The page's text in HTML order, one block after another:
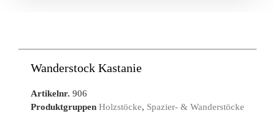
Wanderstock Kastanie
Artikelnr. 906
Produktgruppen Holzstöcke, Spazier- & Wanderstöcke